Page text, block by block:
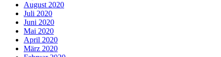
August 2020
Juli 2020
Juni 2020
Mai 2020
April 2020
März 2020